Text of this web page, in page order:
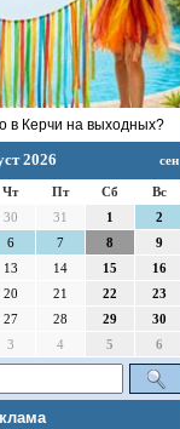
в Керчи на выходных?
2026 сен
Чт Пт Сб
Вс
30 31 1
2
6 7 8
9
13 14 15
16
20 21 22
23
27 28 29
30
3 4 5 6